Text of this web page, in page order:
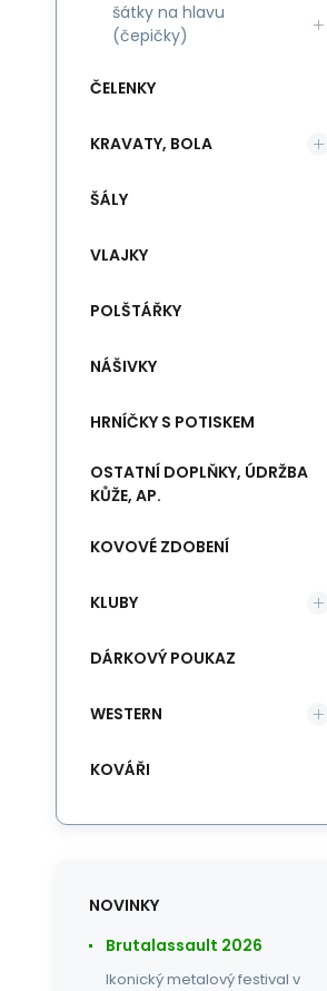
šátky na hlavu
(čepičky)
ČELENKY
KRAVATY, BOLA
ŠÁLY
VLAJKY
POLŠTÁŘKY
NÁŠIVKY
HRNÍČKY S POTISKEM
OSTATNÍ DOPLŇKY, ÚDRŽBA
KŮŽE, AP.
KOVOVÉ ZDOBENÍ
KLUBY
DÁRKOVÝ POUKAZ
WESTERN
KOVÁŘI
NOVINKY
Brutalassault 2026
Ikonický metalový festival v